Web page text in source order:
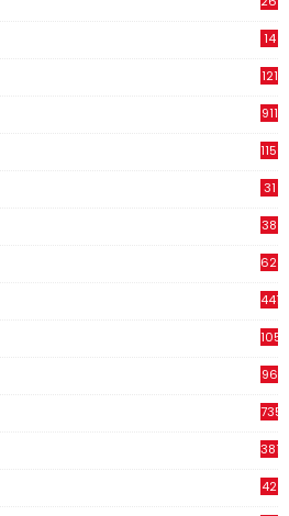
14
121
911
1150
31
38
620
441
1057
96
7353
3816
42